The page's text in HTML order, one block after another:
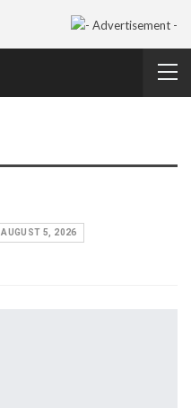
AUGUST 5, 2026